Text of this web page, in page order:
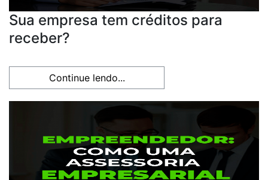
Sua empresa tem créditos para
receber?
Continue lendo...